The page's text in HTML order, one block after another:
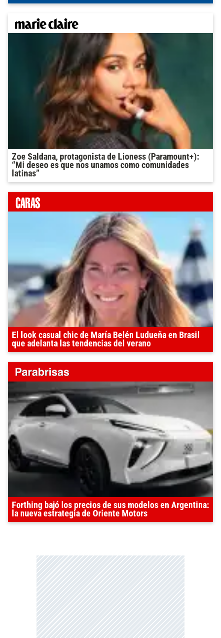
Zoe Saldana, protagonista de Lioness (Paramount+):
“Mi deseo es que nos unamos como comunidades
latinas”
El look casual chic de María Belén Ludueña en Brasil
que adelanta las tendencias del verano
Forthing bajó los precios de sus modelos en Argentina:
la nueva estrategia de Oriente Motors